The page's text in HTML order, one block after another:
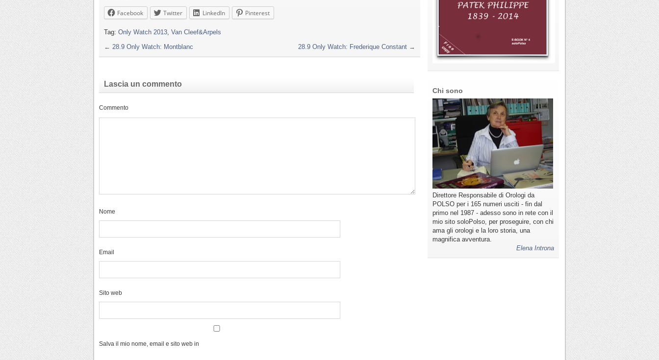
Facebook Twitter LinkedIn Pinterest
Tag: Only Watch 2013, Van Cleef&Arpels
← 28.9 Only Watch: Montblanc 28.9 Only Watch: Frederique Constant →
Lascia un commento
Commento
Nome
Email
Sito web
Salva il mio nome, email e sito web in
Chi sono
Direttore Responsabile di Orologi da
POLSO per i 165 numeri usciti - fin dal
primo nel 1987 - adesso sono in rete con il
mio sito soloPolso, per proseguire, con chi
ama gli orologi e la loro storia, una
magnifica avventura.
Elena Introna